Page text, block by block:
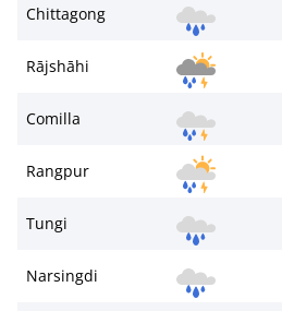
Chittagong
Rājshāhi
Comilla
Rangpur
Tungi
Narsingdi